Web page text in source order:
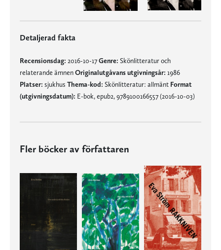
Detaljerad fakta
Recensionsdag: 2016-10-17Genre: Skönlitteratur och
relaterande ämnenOriginalutgåvans utgivningsår: 1986
Platser: sjukhus Thema-kod: Skönlitteratur: allmänt Format
(utgivningsdatum): E-bok, epub2, 9789100166557 (2016-10-03)
Fler böcker av författaren